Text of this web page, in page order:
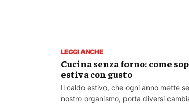
LEGGI ANCHE
Cucina senza forno: come
estiva con gusto
Il caldo estivo, che ogni anno mette
nostro organismo, porta diversi